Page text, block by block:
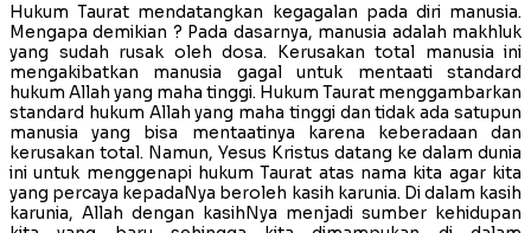
Hukum Taurat mendatangkan kegagalan pada diri manusia.
Mengapa demikian ? Pada dasarnya, manusia adalah makhluk
yang sudah rusak oleh dosa. Kerusakan total manusia ini
mengakibatkan manusia gagal untuk mentaati standard
hukum Allah yang maha tinggi. Hukum Taurat menggambarkan
standard hukum Allah yang maha tinggi dan tidak ada satupun
manusia yang bisa mentaatinya karena keberadaan dan
kerusakan total. Namun, Yesus Kristus datang ke dalam dunia
ini untuk menggenapi hukum Taurat atas nama kita agar kita
yang percaya kepadaNya beroleh kasih karunia. Di dalam kasih
karunia, Allah dengan kasihNya menjadi sumber kehidupan